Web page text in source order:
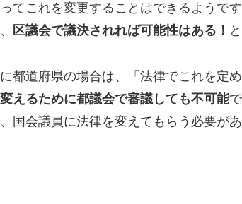
てこれを変更することはできるようです
区議会で議決されれば可能性はある！
都道府県の場合は、「法律でこれを定
えるために都議会で審議しても不可能で
国会議員に法律を変えてもらう必要があ